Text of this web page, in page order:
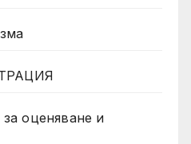
оценяване и